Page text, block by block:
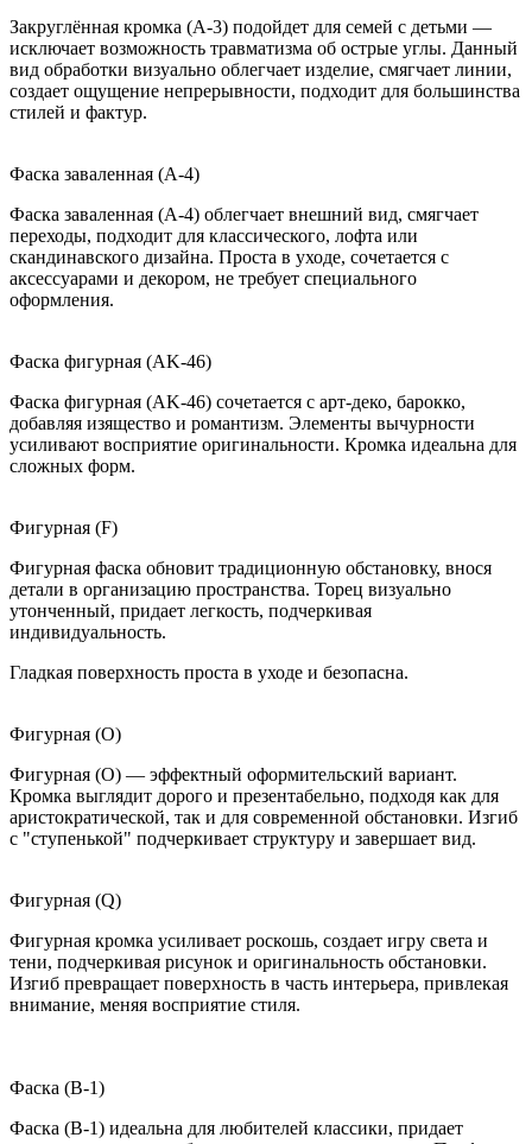
Закруглённая кромка (A-3) подойдет для семей с детьми —
исключает возможность травматизма об острые углы. Данный
вид обработки визуально облегчает изделие, смягчает линии,
создает ощущение непрерывности, подходит для большинства
стилей и фактур.
Фаска заваленная (A-4)
Фаска заваленная (A-4) облегчает внешний вид, смягчает
переходы, подходит для классического, лофта или
скандинавского дизайна. Проста в уходе, сочетается с
аксессуарами и декором, не требует специального
оформления.
Фаска фигурная (AK-46)
Фаска фигурная (AK-46) сочетается с арт-деко, барокко,
добавляя изящество и романтизм. Элементы вычурности
усиливают восприятие оригинальности. Кромка идеальна для
сложных форм.
Фигурная (F)
Фигурная фаска обновит традиционную обстановку, внося
детали в организацию пространства. Торец визуально
утонченный, придает легкость, подчеркивая
индивидуальность.
Гладкая поверхность проста в уходе и безопасна.
Фигурная (O)
Фигурная (O) — эффектный оформительский вариант.
Кромка выглядит дорого и презентабельно, подходя как для
аристократической, так и для современной обстановки. Изгиб
с "ступенькой" подчеркивает структуру и завершает вид.
Фигурная (Q)
Фигурная кромка усиливает роскошь, создает игру света и
тени, подчеркивая рисунок и оригинальность обстановки.
Изгиб превращает поверхность в часть интерьера, привлекая
внимание, меняя восприятие стиля.
Фаска (B-1)
Фаска (B-1) идеальна для любителей классики, придает